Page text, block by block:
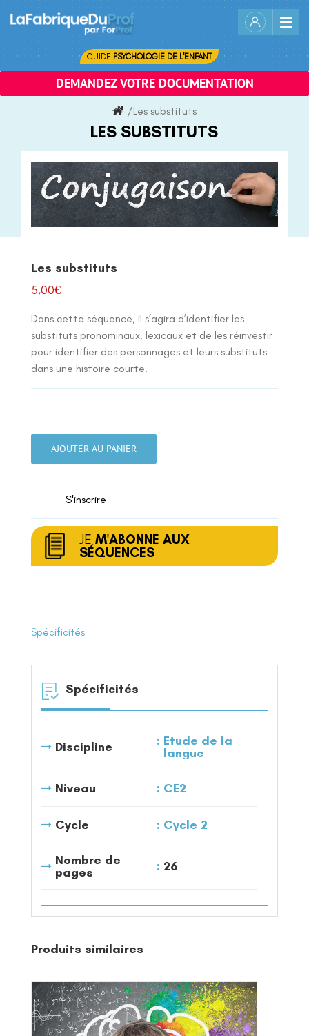
content
GUIDE PSYCHOLOGIE DE L'ENFANT
DEMANDEZ VOTRE DOCUMENTATION
/Les substituts
LES SUBSTITUTS
Les substituts
5,00€
Dans cette séquence, il s’agira d’identifier les
substituts pronominaux, lexicaux et de les réinvestir
pour identifier des personnages et leurs substituts
dans une histoire courte.
AJOUTER AU PANIER
S'inscrire
JE M'ABONNE AUX
SÉQUENCES
Spécificités
Spécificités
Discipline
Etude de la
langue
Niveau CE2
Cycle Cycle 2
Nombre de
pages
26
Produits similaires